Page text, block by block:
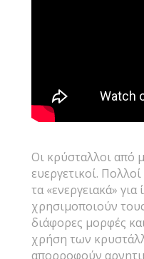
Οι κρύσταλλοι από
ευεργετικοί.
τα «ενεργειακά»
χρησιμοποιούν
διάφορες μορφές
χρήση των
απορροφούν